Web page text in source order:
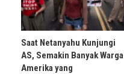
Saat Netanyahu Kunjungi
AS, Semakin Banyak Warga
Amerika yang